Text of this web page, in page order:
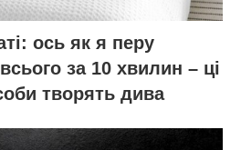
ось як я перу
за 10 хвилин – ці
творять дива